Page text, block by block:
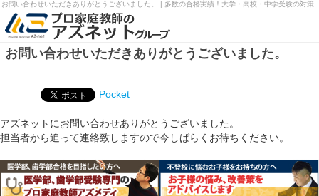
お問い合わせいただきありがとうございました。 | 多数の合格実績！大学・高校・中学受験の対策
お問い合わせいただきありがとうございました。
Pocket
アズネットにお問い合わせありがとうございました。
担当者から追って連絡致しますので今しばらくお待ちください。